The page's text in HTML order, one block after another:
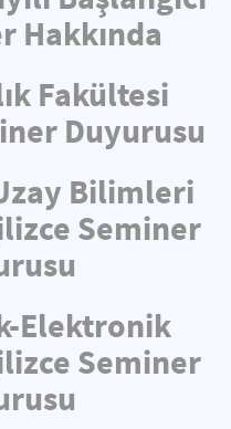
Hakkında
Fakültesi
Duyurusu
Bilimleri
Seminer
Elektronik
Seminer